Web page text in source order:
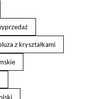
z kryształkami